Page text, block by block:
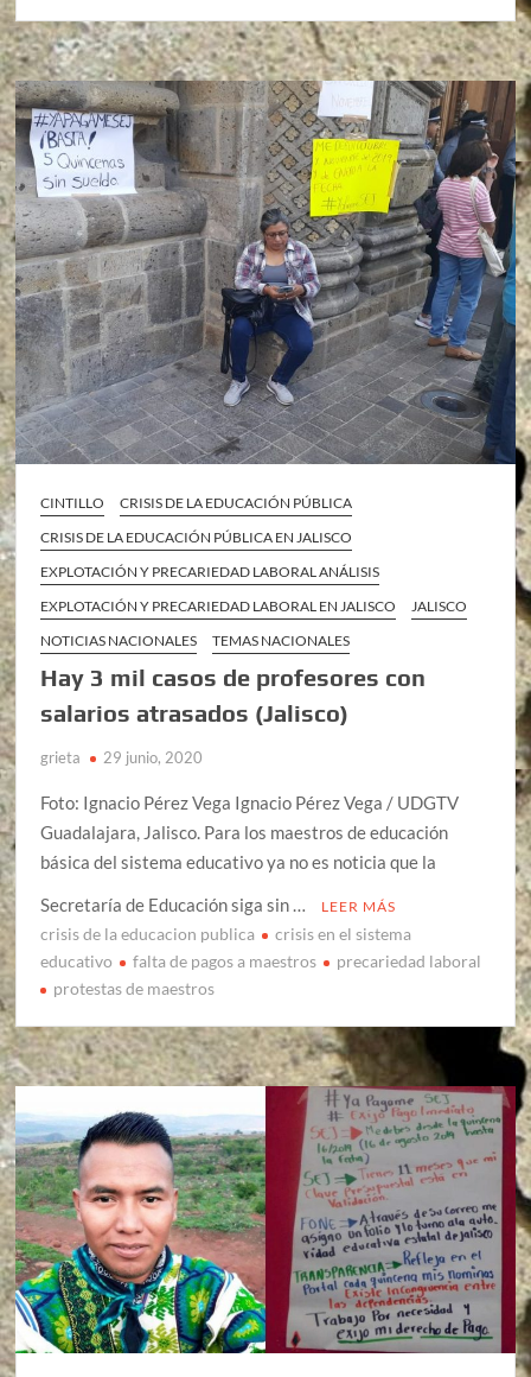
CINTILLO
CRISIS DE LA EDUCACIÓN PÚBLICA
CRISIS DE LA EDUCACIÓN PÚBLICA EN JALISCO
EXPLOTACIÓN Y PRECARIEDAD LABORAL ANÁLISIS
EXPLOTACIÓN Y PRECARIEDAD LABORAL EN JALISCO
JALISCO
NOTICIAS NACIONALES
TEMAS NACIONALES
Hay 3 mil casos de profesores con
salarios atrasados (Jalisco)
grieta 29 junio, 2020
Foto: Ignacio Pérez Vega Ignacio Pérez Vega / UDGTV
Guadalajara, Jalisco. Para los maestros de educación
básica del sistema educativo ya no es noticia que la
Secretaría de Educación siga sin …
LEER MÁS
crisis de la educacion publica
crisis en el sistema
educativo
falta de pagos a maestros
precariedad laboral
protestas de maestros